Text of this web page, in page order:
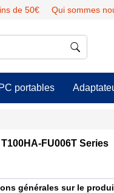
de 50€ Qui sommes
portables
FU006T Series
générales sur le